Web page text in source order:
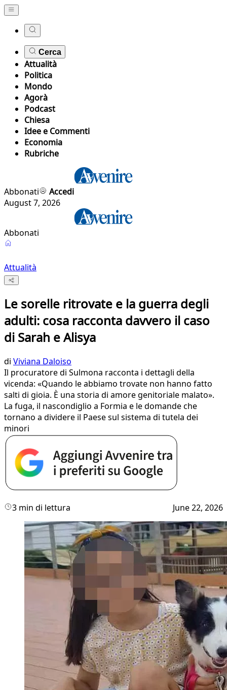
Cerca
Attualità
Politica
Mondo
Agorà
Podcast
Chiesa
Idee e Commenti
Economia
Rubriche
Abbonati
Accedi
August 7, 2026
Abbonati
Attualità
Le sorelle ritrovate e la guerra degli
adulti: cosa racconta davvero il caso
di Sarah e Alisya
di Viviana Daloiso
Il procuratore di Sulmona racconta i dettagli della
vicenda: «Quando le abbiamo trovate non hanno fatto
salti di gioia. È una storia di amore genitoriale malato».
La fuga, il nascondiglio a Formia e le domande che
tornano a dividere il Paese sul sistema di tutela dei
minori
3 min di lettura June 22, 2026